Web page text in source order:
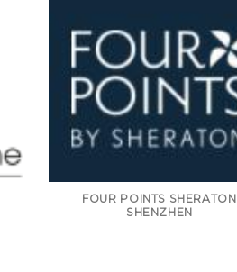
FOUR POINTS SHERATON
SHENZHEN